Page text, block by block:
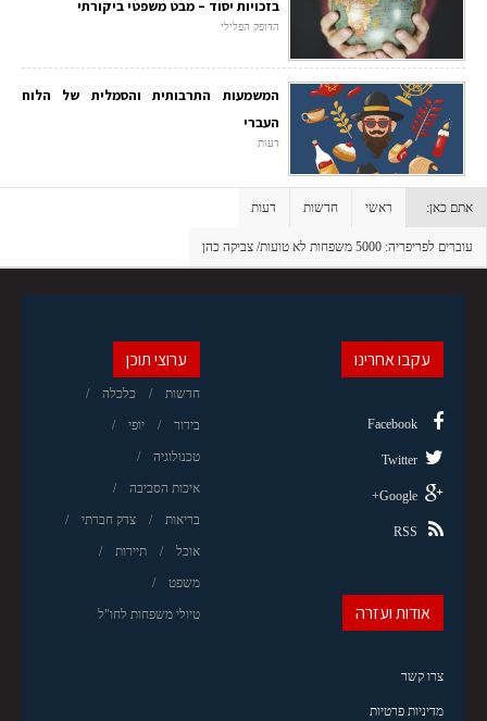
בזכויות יסוד – מבט משפטי ביקורתי
הדופק הפלילי
המשמעות התרבותית והסמלית של הלוח
העברי
דעות
אתם כאן: ראשי חדשות דעות
עוברים לפריפריה: 5000 משפחות לא טועות/ צביקה כהן
ערוצי תוכן
חדשות כלכלה
בידור יופי
טכנולוגיה
איכות הסביבה
בריאות צדק חברתי
אוכל תיירות
משפט
טיולי משפחות לחו"ל
עקבו אחרינו
Facebook
Twitter
Google+
RSS
אודות ועזרה
צרו קשר
מדיניות פרטיות